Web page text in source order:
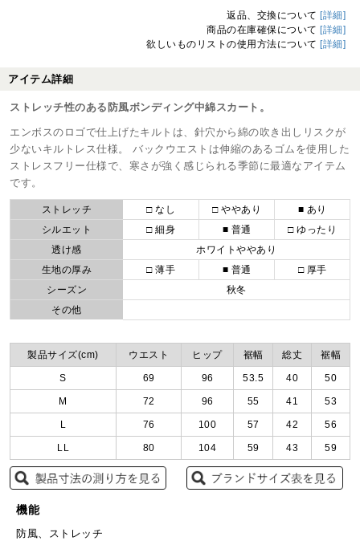
返品、交換について [詳細]
商品の在庫確保について [詳細]
欲しいものリストの使用方法について [詳細]
アイテム詳細
ストレッチ性のある防風ボンディング中綿スカート。
エンボスのロゴで仕上げたキルトは、針穴から綿の吹き出しリスクが
少ないキルトレス仕様。 バックウエストは伸縮のあるゴムを使用した
ストレスフリー仕様で、寒さが強く感じられる季節に最適なアイテム
です。
ストレッチ □ なし □ ややあり
■ あり
シルエット
□ 細身 ■ 普通
□ ゆったり
透け感
ホワイトややあり
生地の厚み
□ 薄手 ■ 普通
□ 厚手
シーズン
秋冬
その他
製品サイズ(cm) ウエスト ヒップ 裾幅 総丈 裾幅
S 69 96 53.5 40 50
M 72 96 55 41 53
L 76 100 57 42 56
LL 80 104 59 43 59
機能
防風、ストレッチ